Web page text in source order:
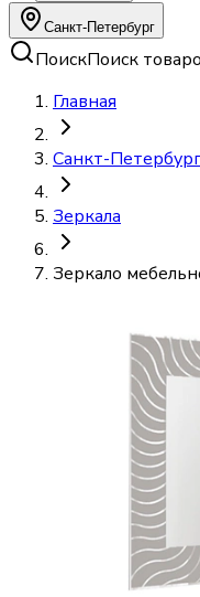
Санкт-Петербург
ПоискПоиск
Главная
Санкт-Петербург
Зеркала
Зеркало